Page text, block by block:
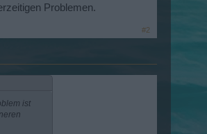
Problemen.
#2
ist